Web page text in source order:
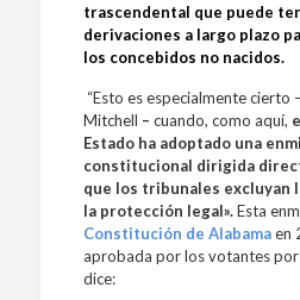
trascendental que puede
derivaciones a largo plazo
los concebidos no nacidos.
“Esto es especialmente cierto
Mitchell –cuando, como aquí,
Estado ha adoptado una
constitucional dirigida
que los tribunales excluyan
la protección legal».Esta
Constitución de Alabamaen
aprobada por los votantes por
dice: